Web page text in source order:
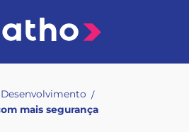
/
mais segurança